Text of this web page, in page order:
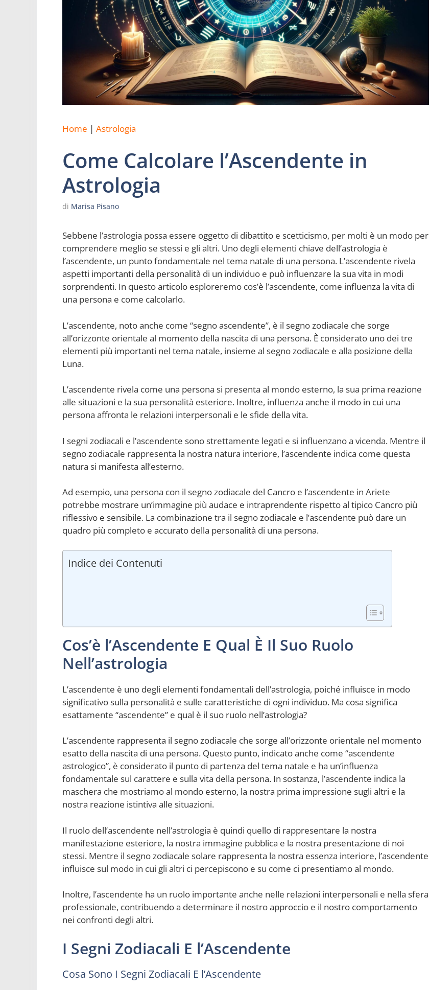
Home | Astrologia
Come Calcolare l’Ascendente in
Astrologia
di Marisa Pisano
Sebbene l’astrologia possa essere oggetto di dibattito e scetticismo, per molti è un modo per
comprendere meglio se stessi e gli altri. Uno degli elementi chiave dell’astrologia è
l’ascendente, un punto fondamentale nel tema natale di una persona. L’ascendente rivela
aspetti importanti della personalità di un individuo e può influenzare la sua vita in modi
sorprendenti. In questo articolo esploreremo cos’è l’ascendente, come influenza la vita di
una persona e come calcolarlo.
L’ascendente, noto anche come “segno ascendente”, è il segno zodiacale che sorge
all’orizzonte orientale al momento della nascita di una persona. È considerato uno dei tre
elementi più importanti nel tema natale, insieme al segno zodiacale e alla posizione della
Luna.
L’ascendente rivela come una persona si presenta al mondo esterno, la sua prima reazione
alle situazioni e la sua personalità esteriore. Inoltre, influenza anche il modo in cui una
persona affronta le relazioni interpersonali e le sfide della vita.
I segni zodiacali e l’ascendente sono strettamente legati e si influenzano a vicenda. Mentre il
segno zodiacale rappresenta la nostra natura interiore, l’ascendente indica come questa
natura si manifesta all’esterno.
Ad esempio, una persona con il segno zodiacale del Cancro e l’ascendente in Ariete
potrebbe mostrare un’immagine più audace e intraprendente rispetto al tipico Cancro più
riflessivo e sensibile. La combinazione tra il segno zodiacale e l’ascendente può dare un
quadro più completo e accurato della personalità di una persona.
Indice dei Contenuti
Cos’è l’Ascendente E Qual È Il Suo Ruolo
Nell’astrologia
L’ascendente è uno degli elementi fondamentali dell’astrologia, poiché influisce in modo
significativo sulla personalità e sulle caratteristiche di ogni individuo. Ma cosa significa
esattamente “ascendente” e qual è il suo ruolo nell’astrologia?
L’ascendente rappresenta il segno zodiacale che sorge all’orizzonte orientale nel momento
esatto della nascita di una persona. Questo punto, indicato anche come “ascendente
astrologico”, è considerato il punto di partenza del tema natale e ha un’influenza
fondamentale sul carattere e sulla vita della persona. In sostanza, l’ascendente indica la
maschera che mostriamo al mondo esterno, la nostra prima impressione sugli altri e la
nostra reazione istintiva alle situazioni.
Il ruolo dell’ascendente nell’astrologia è quindi quello di rappresentare la nostra
manifestazione esteriore, la nostra immagine pubblica e la nostra presentazione di noi
stessi. Mentre il segno zodiacale solare rappresenta la nostra essenza interiore, l’ascendente
influisce sul modo in cui gli altri ci percepiscono e su come ci presentiamo al mondo.
Inoltre, l’ascendente ha un ruolo importante anche nelle relazioni interpersonali e nella sfera
professionale, contribuendo a determinare il nostro approccio e il nostro comportamento
nei confronti degli altri.
I Segni Zodiacali E l’Ascendente
Cosa Sono I Segni Zodiacali E l’Ascendente